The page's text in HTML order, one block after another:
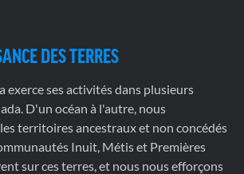
DES TERRES
exerce ses activités dans plusieurs
D'un océan à l'autre, nous
territoires ancestraux et non concédés
Inuit, Métis et Premières
sur ces terres, et nous nous efforçons